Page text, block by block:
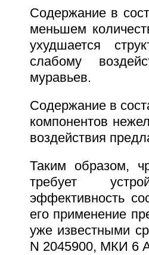
Содержание в
меньшем
ухудшается
слабому
муравьев.
Содержание в
компонентов
воздействия
Таким образом,
требует
эффективность
его применение
уже известными
N 2045900, МКИ 6